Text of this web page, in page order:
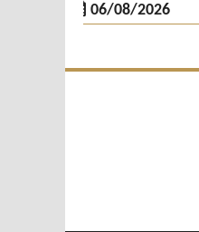
06/08/2026